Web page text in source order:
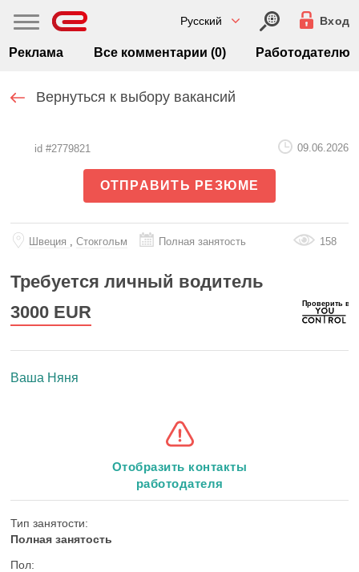
Русский Вход
Реклама Все комментарии (0) Работодателю
Вернуться к выбору вакансий
id #2779821 09.06.2026
ОТПРАВИТЬ РЕЗЮМЕ
Швеция , Стокгольм Полная занятость 158
Требуется личный водитель
3000 EUR
Ваша Няня
Отобразить контакты
работодателя
Тип занятости:
Полная занятость
Пол: